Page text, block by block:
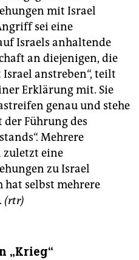
mit Israel
sei eine
Israels anhaltende
an diejenigen, die
anstreben“, teilt
Erklärung mit. Sie
genau und stehe
Führung des
Mehrere
zuletzt eine
zu Israel
hat selbst mehrere
(rtr)
„Krieg“